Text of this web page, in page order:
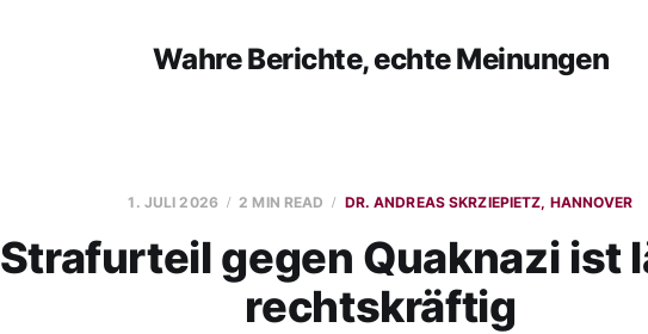
Wahre Berichte, echte Meinungen
1. JULI 2026 2 MIN READ DR. ANDREAS SKRZIEPIETZ, HANNOVER
Strafurteil gegen Quaknazi ist
rechtskräftig